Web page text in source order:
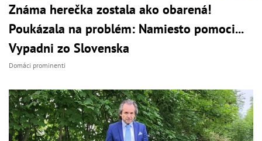
Známa herečka zostala ako obarená!
Poukázala na problém: Namiesto pomoci...
Vypadni zo Slovenska
Domáci prominenti